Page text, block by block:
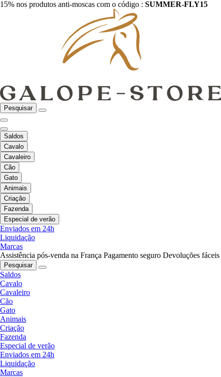
15% nos produtos anti-moscas com o código : SUMMER-FLY15
Pesquisar
Saldos
Cavalo
Cavaleiro
Cão
Gato
Animais
Criação
Fazenda
Especial de verão
Enviados em 24h
Liquidação
Marcas
Assistência pós-venda na França Pagamento seguro Devoluções fáceis
Pesquisar
Saldos
Cavalo
Cavaleiro
Cão
Gato
Animais
Criação
Fazenda
Especial de verão
Enviados em 24h
Liquidação
Marcas